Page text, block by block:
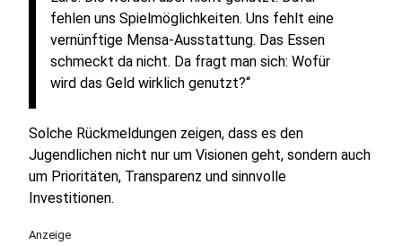
fehlen uns Spielmöglichkeiten. Uns fehlt eine
vernünftige Mensa-Ausstattung. Das Essen
schmeckt da nicht. Da fragt man sich: Wofür
wird das Geld wirklich genutzt?“
Solche Rückmeldungen zeigen, dass es den
Jugendlichen nicht nur um Visionen geht, sondern auch
um Prioritäten, Transparenz und sinnvolle
Investitionen.
Anzeige